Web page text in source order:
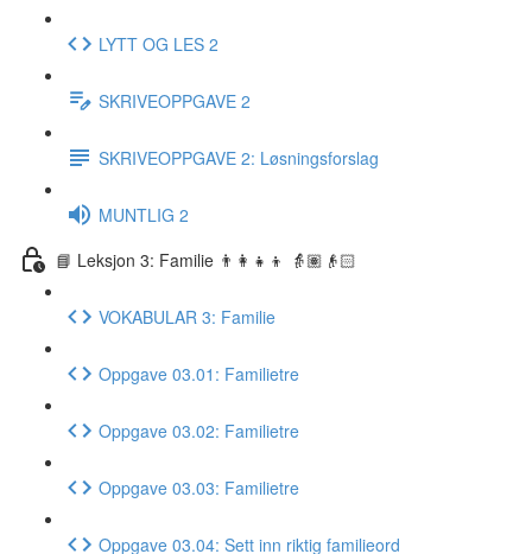
LYTT OG LES 2
SKRIVEOPPGAVE 2
SKRIVEOPPGAVE 2: Løsningsforslag
MUNTLIG 2
📘 Leksjon 3: Familie 👨‍👩‍👧‍👦 👵🏽👴🏻
VOKABULAR 3: Familie
Oppgave 03.01: Familietre
Oppgave 03.02: Familietre
Oppgave 03.03: Familietre
Oppgave 03.04: Sett inn riktig familieord